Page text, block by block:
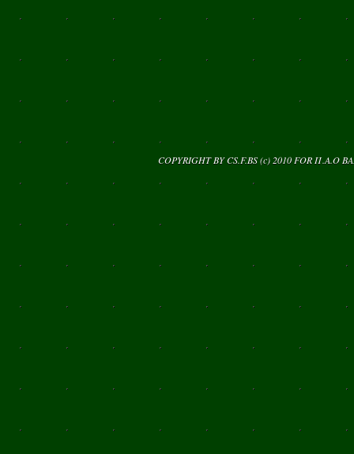
COPYRIGHT BY CS.F.BS (c) 2010 FORΠ.Α.Ο